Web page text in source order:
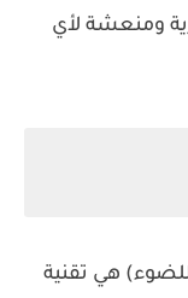
ومنعشة لأي
للضوء) هي تقنية